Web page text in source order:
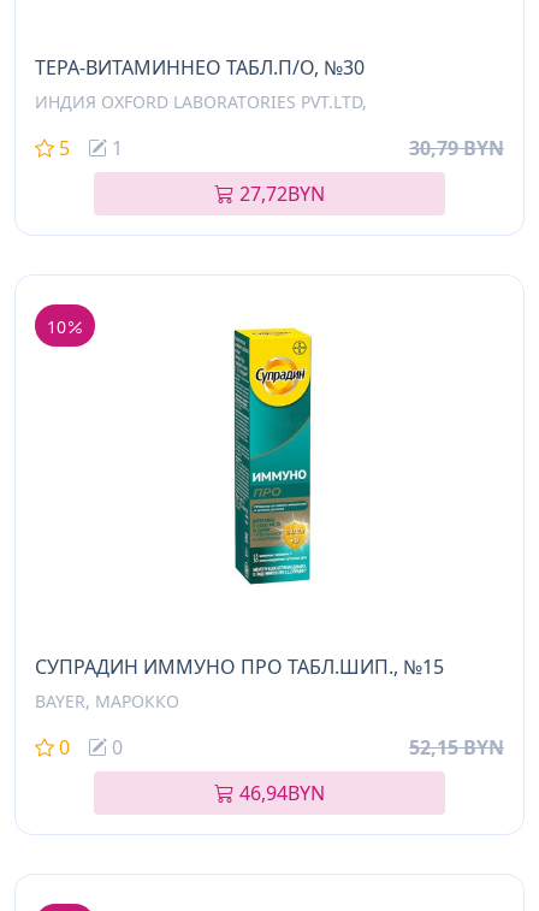
ТЕРА-ВИТАМИННЕО ТАБЛ.П/О, №30
ИНДИЯ OXFORD LABORATORIES PVT.LTD,
5 1
30,79 BYN
27,72BYN
10
СУПРАДИН ИММУНО ПРО ТАБЛ.ШИП., №15
BAYER, МАРОККО
0 0
52,15 BYN
46,94BYN